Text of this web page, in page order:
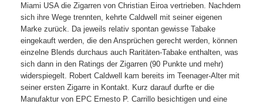
Miami USA die Zigarren von Christian Eiroa vertrieben. Nachdem
sich ihre Wege trennten, kehrte Caldwell mit seiner eigenen
Marke zurück. Da jeweils relativ spontan gewisse Tabake
eingekauft werden, die den Ansprüchen gerecht werden, können
einzelne Blends durchaus auch Raritäten-Tabake enthalten, was
sich dann in den Ratings der Zigarren (90 Punkte und mehr)
widerspiegelt. Robert Caldwell kam bereits im Teenager-Alter mit
seiner ersten Zigarre in Kontakt. Kurz darauf durfte er die
Manufaktur von EPC Ernesto P. Carrillo besichtigen und eine